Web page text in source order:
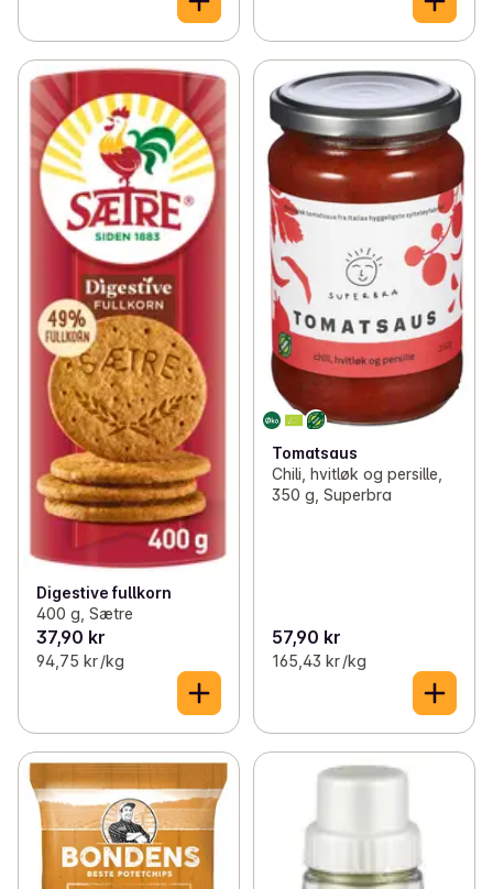
Digestive fullkorn
400 g, Sætre
37,90 kr
94,75 kr /kg
Tomatsaus
Chili, hvitløk og persille,
350 g, Superbra
57,90 kr
165,43 kr /kg